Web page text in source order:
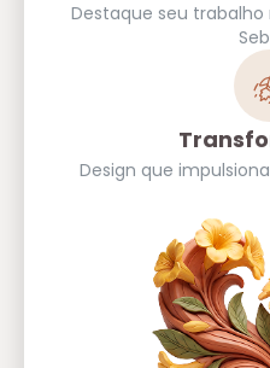
Destaque seu trabalho
Design que